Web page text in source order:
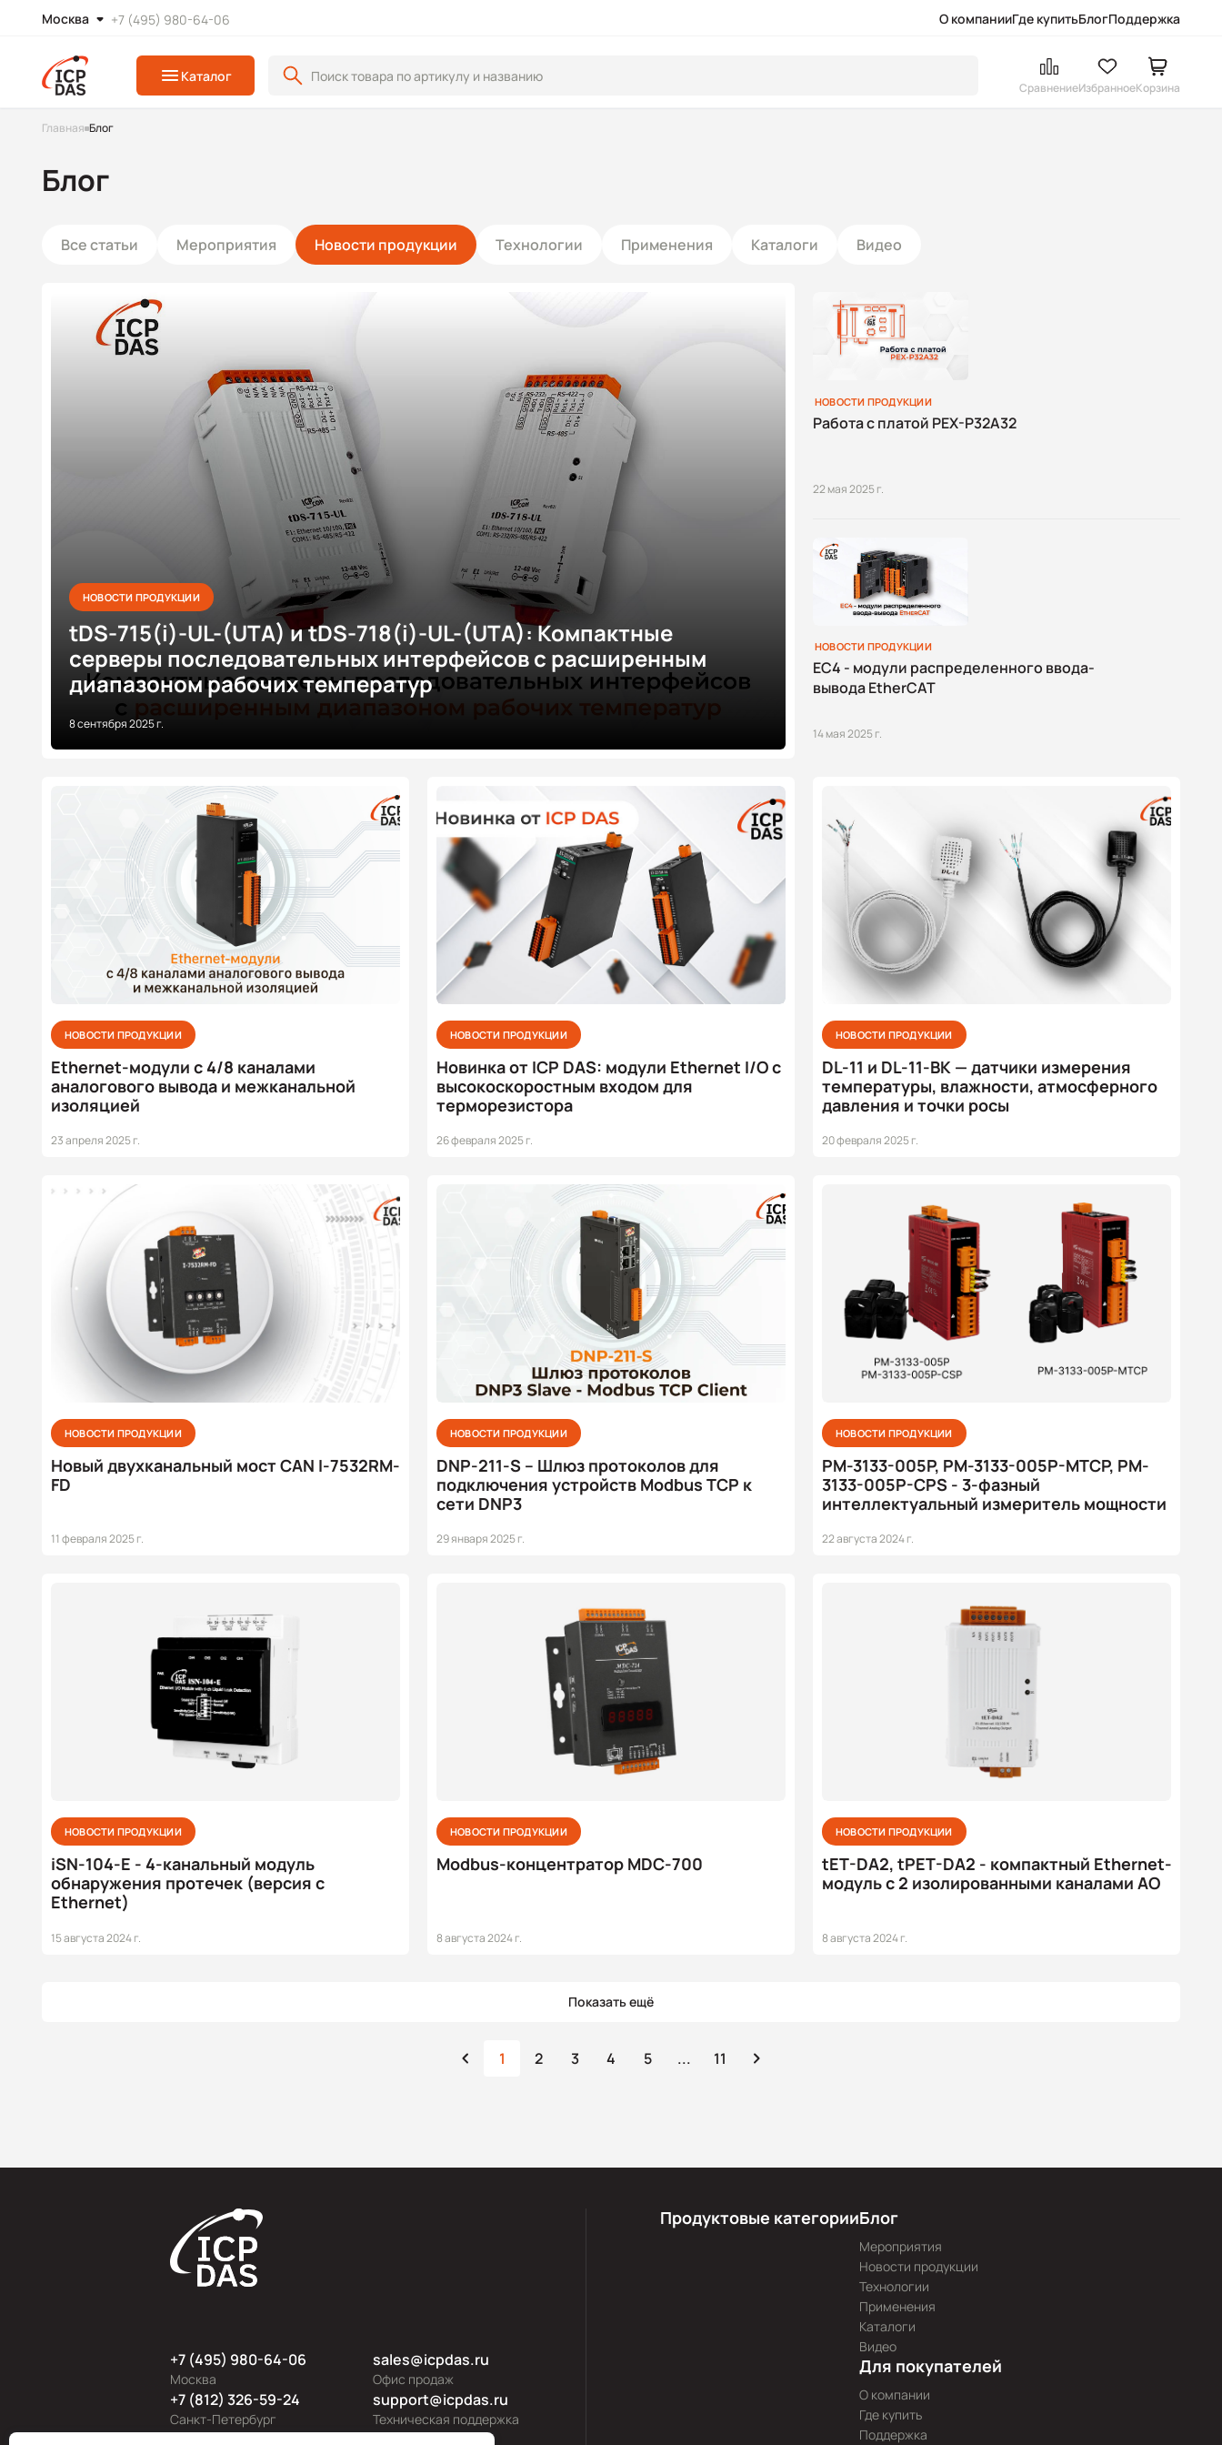
Москва +7 (495) 980-64-06 О компанииГде купитьБлогПоддержка
Каталог
СравнениеИзбранноеКорзина
Главная Блог
Блог
Все статьи Мероприятия Новости продукции Технологии Применения Каталоги Видео
НОВОСТИ ПРОДУКЦИИ
tDS-715(i)-UL-(UTA) и tDS-718(i)-UL-(UTA): Компактные
серверы последовательных интерфейсов с расширенным
диапазоном рабочих температур
8 сентября 2025 г.
НОВОСТИ ПРОДУКЦИИ
Работа с платой PEX-P32A32
22 мая 2025 г.
НОВОСТИ ПРОДУКЦИИ
EC4 - модули распределенного ввода-
вывода EtherCAT
14 мая 2025 г.
НОВОСТИ ПРОДУКЦИИ
Ethernet-модули с 4/8 каналами
аналогового вывода и межканальной
изоляцией
23 апреля 2025 г.
НОВОСТИ ПРОДУКЦИИ
Новинка от ICP DAS: модули Ethernet I/O с
высокоскоростным входом для
терморезистора
26 февраля 2025 г.
НОВОСТИ ПРОДУКЦИИ
DL-11 и DL-11-BK — датчики измерения
температуры, влажности, атмосферного
давления и точки росы
20 февраля 2025 г.
НОВОСТИ ПРОДУКЦИИ
Новый двухканальный мост CAN I-7532RM-
FD
11 февраля 2025 г.
НОВОСТИ ПРОДУКЦИИ
DNP-211-S – Шлюз протоколов для
подключения устройств Modbus TCP к
сети DNP3
29 января 2025 г.
НОВОСТИ ПРОДУКЦИИ
PM-3133-005P, PM-3133-005P-MTCP, PM-
3133-005P-CPS - 3-фазный
интеллектуальный измеритель мощности
22 августа 2024 г.
НОВОСТИ ПРОДУКЦИИ
iSN-104-E - 4-канальный модуль
обнаружения протечек (версия с
Ethernet)
15 августа 2024 г.
НОВОСТИ ПРОДУКЦИИ
Modbus-концентратор MDC-700
8 августа 2024 г.
НОВОСТИ ПРОДУКЦИИ
tET-DA2, tPET-DA2 - компактный Ethernet-
модуль с 2 изолированными каналами АО
8 августа 2024 г.
Показать ещё
1 2 3 4 5 ... 11
Москва
+7 (495) 980-64-06
Офис продаж
sales@icpdas.ru
Санкт-Петербург
+7 (812) 326-59-24
Техническая поддержка
support@icpdas.ru
Продуктовые категорииБлог
Мероприятия
Новости продукции
Технологии
Применения
Каталоги
Видео
Для покупателей
О компании
Где купить
Поддержка